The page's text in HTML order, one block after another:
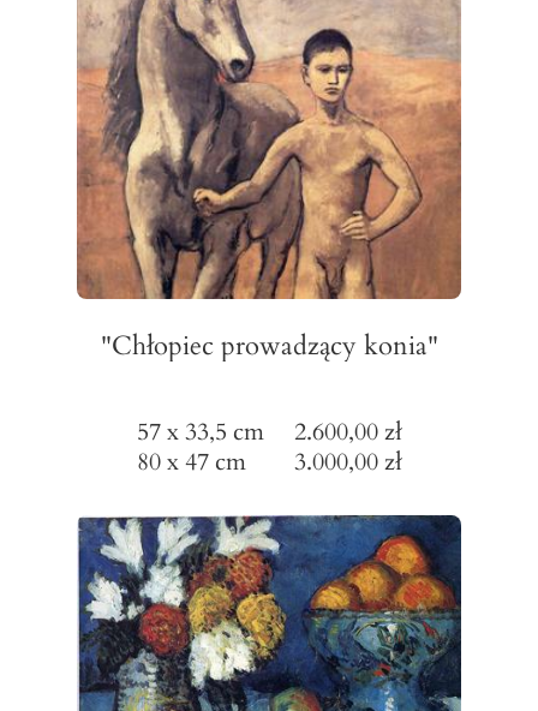
57 x 33,5 cm 2.600,00 zł
80 x 47 cm 3.000,00 zł
"Chłopiec prowadzący konia"